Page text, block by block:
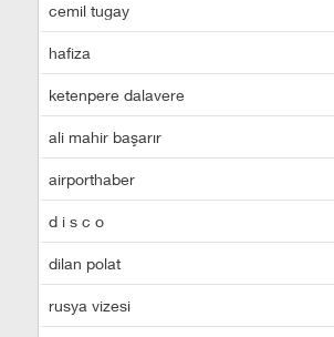
cemil tugay
hafiza
ketenpere dalavere
ali mahir başarır
airporthaber
d i s c o
dilan polat
rusya vizesi